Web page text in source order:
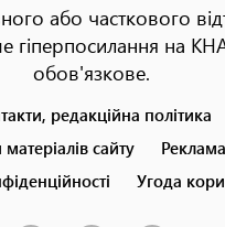
або часткового
гіперпосилання на
обов'язкове.
редакційна політика
сайту
Угода